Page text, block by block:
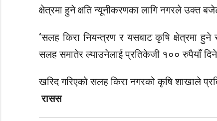
क्षेत्रमा हुने क्षति न्यूनीकरणका लागि नगरले उक्त
‘सलह किरा नियन्त्रण र यसबाट कृषि क्षेत्रमा
सलह समातेर ल्याउनेलाई प्रतिकेजी १०० रुपैयाँ दिने
खरिद गरिएको सलह किरा नगरको कृषि शाखाले
रासस